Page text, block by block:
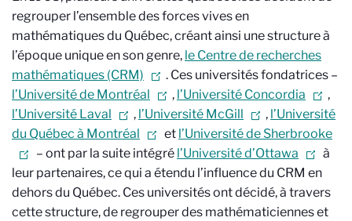
regrouper l’ensemble des forces vives en
mathématiques du Québec, créant ainsi une structure à
l’époque unique en son genre, le Centre de recherches
mathématiques (CRM)
. Ces universités fondatrices –
l’Université de Montréal
, l’Université Concordia
,
l’Université Laval
, l’Université McGill , l’Université
du Québec à Montréal
et l’Université de Sherbrooke
– ont par la suite intégré l’Université d’Ottawa
à
leur partenaires, ce qui a étendu l’influence du CRM en
dehors du Québec. Ces universités ont décidé, à travers
cette structure, de regrouper des mathématiciennes et